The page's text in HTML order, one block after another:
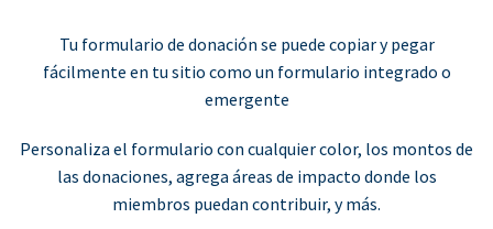
Tu formulario de donación se puede copiar y pegar
fácilmente en tu sitio como un formulario integrado o
emergente
Personaliza el formulario con cualquier color, los montos de
las donaciones, agrega áreas de impacto donde los
miembros puedan contribuir, y más.